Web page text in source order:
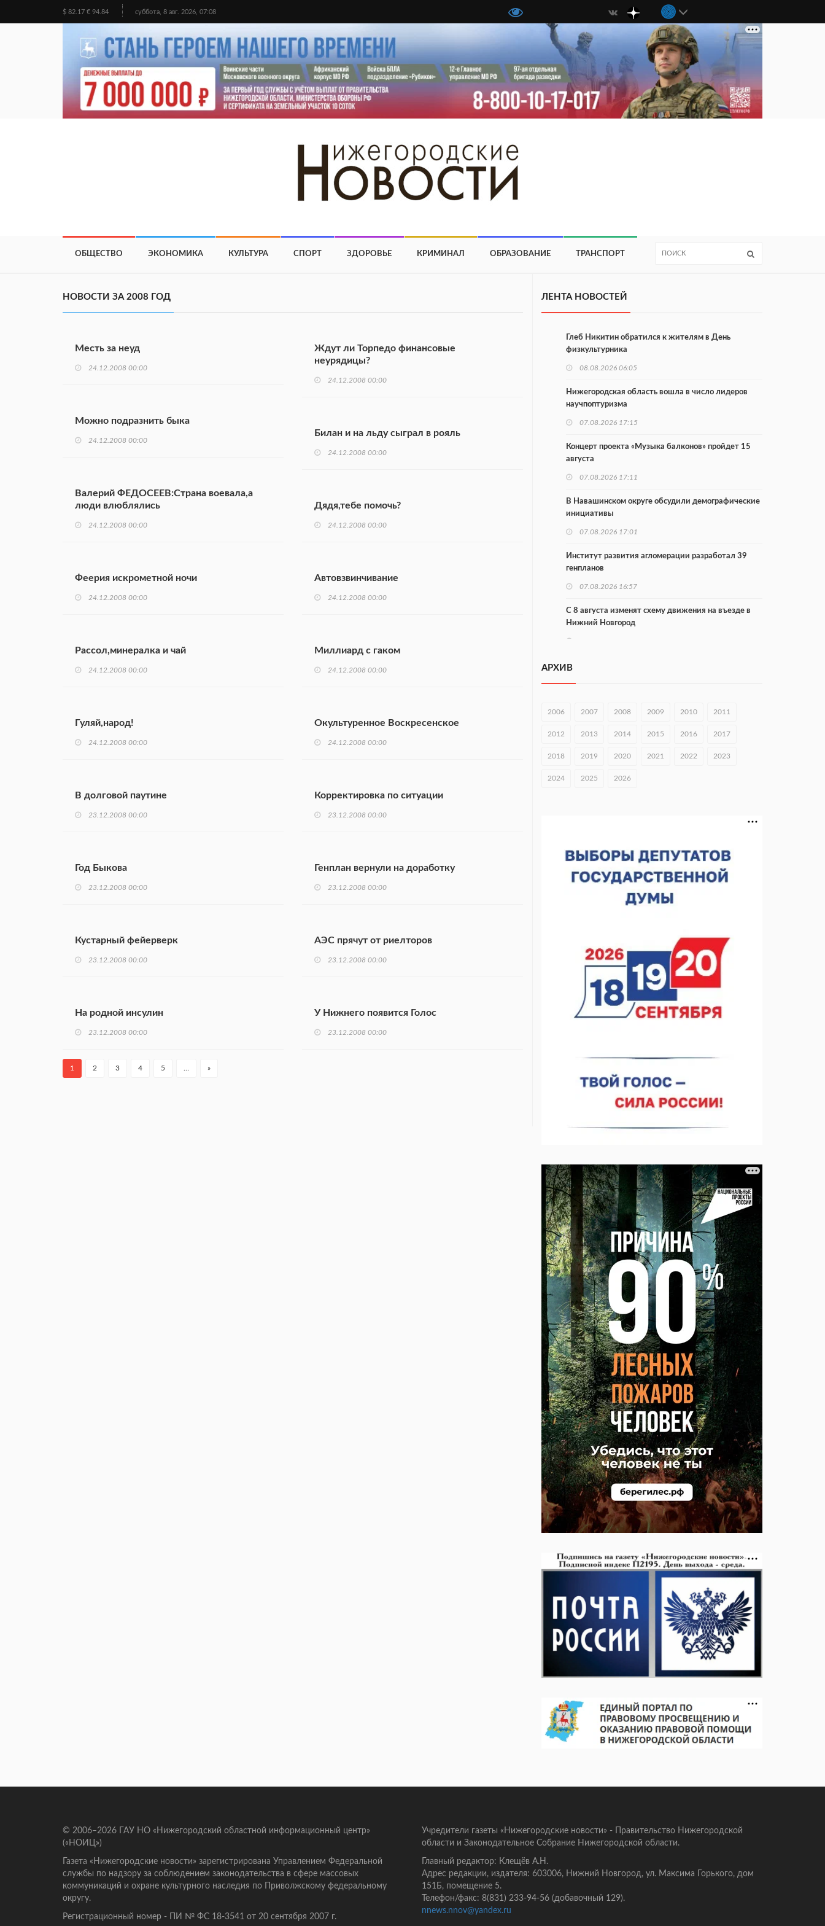
$ 82.17 € 94.84 суббота, 8 авг. 2026, 07:08
ОБЩЕСТВО ЭКОНОМИКА КУЛЬТУРА СПОРТ ЗДОРОВЬЕ КРИМИНАЛ ОБРАЗОВАНИЕ ТРАНСПОРТ
НОВОСТИ ЗА 2008 ГОД
Месть за неуд
24.12.2008 00:00
Ждут ли Торпедо финансовые
неурядицы?
24.12.2008 00:00
Можно подразнить быка
24.12.2008 00:00
Билан и на льду сыграл в рояль
24.12.2008 00:00
Валерий ФЕДОСЕЕВ:Страна воевала,а
люди влюблялись
24.12.2008 00:00
Дядя,тебе помочь?
24.12.2008 00:00
Феерия искрометной ночи
24.12.2008 00:00
Автовзвинчивание
24.12.2008 00:00
Рассол,минералка и чай
24.12.2008 00:00
Миллиард с гаком
24.12.2008 00:00
Гуляй,народ!
24.12.2008 00:00
Окультуренное Воскресенское
24.12.2008 00:00
В долговой паутине
23.12.2008 00:00
Корректировка по ситуации
23.12.2008 00:00
Год Быкова
23.12.2008 00:00
Генплан вернули на доработку
23.12.2008 00:00
Кустарный фейерверк
23.12.2008 00:00
АЭС прячут от риелторов
23.12.2008 00:00
На родной инсулин
23.12.2008 00:00
У Нижнего появится Голос
23.12.2008 00:00
1 2 3 4 5 … »
ЛЕНТА НОВОСТЕЙ
Глеб Никитин обратился к жителям в День
физкультурника
08.08.2026 06:05
Нижегородская область вошла в число лидеров
научпоптуризма
07.08.2026 17:15
Концерт проекта «Музыка балконов» пройдет 15
августа
07.08.2026 17:11
В Навашинском округе обсудили демографические
инициативы
07.08.2026 17:01
Институт развития агломерации разработал 39
генпланов
07.08.2026 16:57
С 8 августа изменят схему движения на въезде в
Нижний Новгород
В Нижегородской области прошло заседание АТК и
07.08.2026 14:01
лесного пожарного
07.08.2026 13:15
В Нижегородской области посещаемость
спортобъектов выросла на 28%
07.08.2026 12:15
07.08.2026 12:04
В Нижегородской области созданы четыре ММЦ
07.08.2026 11:46
телебашни
АРХИВ
2006 2007 2008 2009 2010 2011
2012 2013 2014 2015 2016 2017
2018 2019 2020 2021 2022 2023
2024 2025 2026
© 2006–2026 ГАУ НО «Нижегородский областной информационный центр»
(«НОИЦ»)
Газета «Нижегородские новости» зарегистрирована Управлением Федеральной
службы по надзору за соблюдением законодательства в сфере массовых
коммуникаций и охране культурного наследия по Приволжскому федеральному
округу.
Регистрационный номер - ПИ № ФС 18-3541 от 20 сентября 2007 г.
Учредители газеты «Нижегородские новости» - Правительство Нижегородской
области и Законодательное Собрание Нижегородской области.
Главный редактор: Клещёв А.Н.
Адрес редакции, издателя: 603006, Нижний Новгород, ул. Максима Горького, дом
151Б, помещение 5.
Телефон/факс: 8(831) 233-94-56 (добавочный 129).
nnews.nnov@yandex.ru